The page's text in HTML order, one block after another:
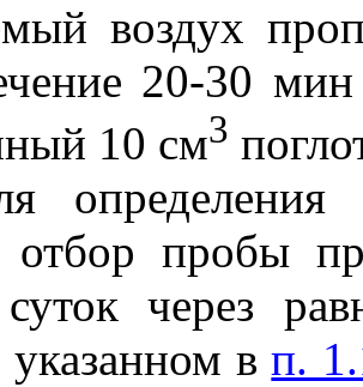
воздух
20-30 мин
10 см3
определения
отбор пробы
суток через
указанном вп.